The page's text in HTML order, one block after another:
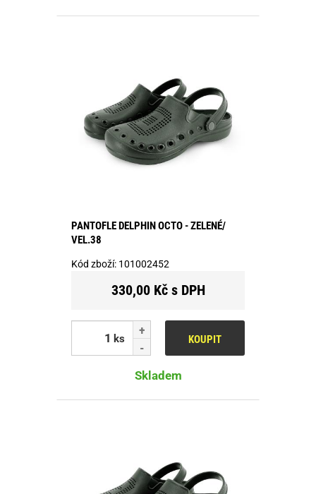
PANTOFLE DELPHIN OCTO - ZELENÉ/
VEL.38
Kód zboží: 101002452
330,00 Kč s DPH
ks KOUPIT
Skladem